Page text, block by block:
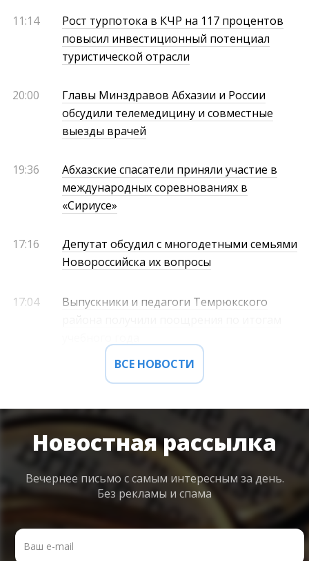
11:14
Рост турпотока в КЧР на 117 процентов
повысил инвестиционный потенциал
туристической отрасли
20:00
Главы Минздравов Абхазии и России
обсудили телемедицину и совместные
выезды врачей
19:36
Абхазские спасатели приняли участие в
международных соревнованиях в
«Сириусе»
17:16
Депутат обсудил с многодетными семьями
Новороссийска их вопросы
17:04
Выпускники и педагоги Темрюкского
ВСЕ НОВОСТИ
Новостная рассылка
Вечернее письмо с самым интересным за день.
Без рекламы и спама